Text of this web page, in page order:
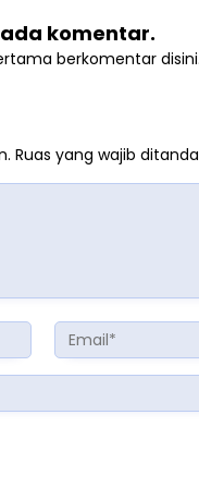
komentar.
berkomentar disini.
Ruas yang wajib